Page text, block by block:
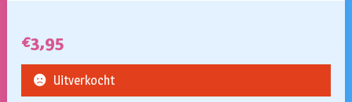
€3,95
Uitverkocht